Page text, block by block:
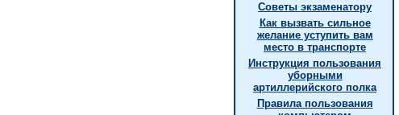
Советы экзаменатору
Как вызвать сильное
желание уступить вам
место в транспорте
Инструкция пользования
уборными
артиллерийского полка
Правила пользования